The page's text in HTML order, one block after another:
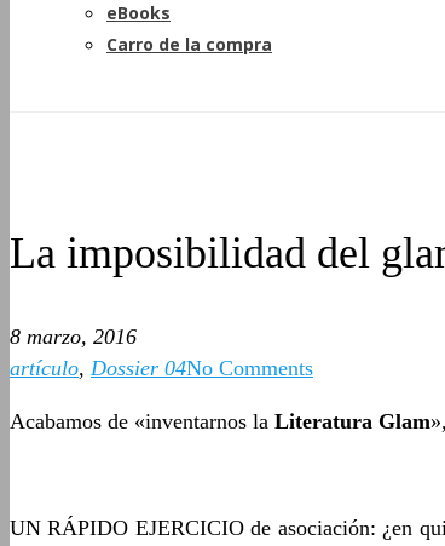
eBooks
Carro de la compra
La imposibilidad del
8 marzo, 2016
artículo, Dossier 04No Comments
Acabamos de «inventarnos la Literatura Glam»,
UN RÁPIDO EJERCICIO de asociación: ¿en